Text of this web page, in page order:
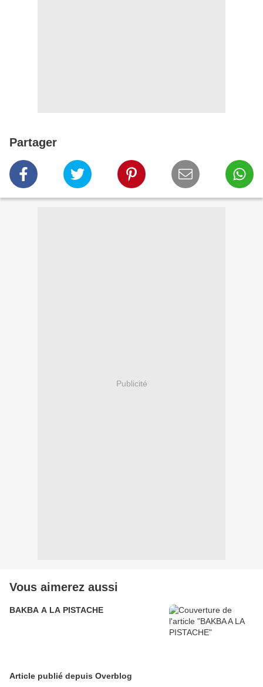
Partager
Publicité
Vous aimerez aussi
BAKBA A LA PISTACHE
Article publié depuis Overblog